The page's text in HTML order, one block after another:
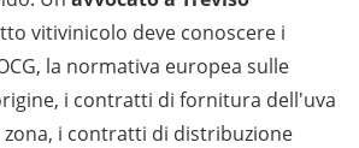
vitivinicolo deve conoscere i
la normativa europea sulle
i contratti di fornitura dell'uva
zona, i contratti di distribuzione